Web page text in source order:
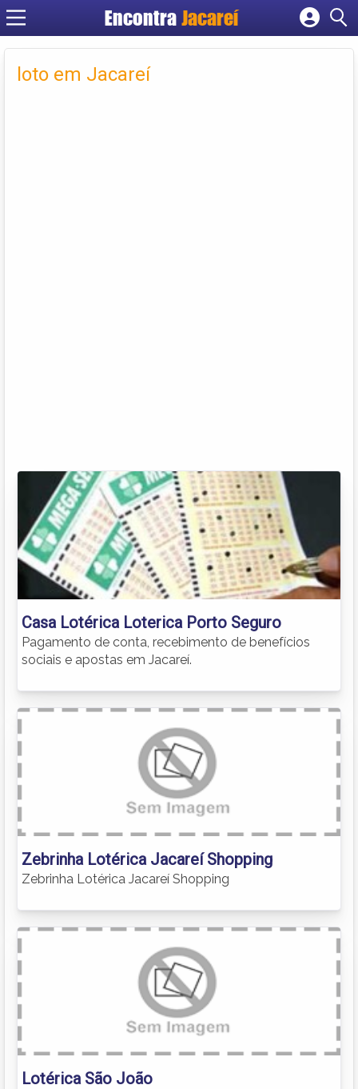
Encontra Jacareí
Cadastrar empresa
loto em Jacareí
Casa Lotérica Loterica Porto Seguro
Pagamento de conta, recebimento de benefícios
sociais e apostas em Jacareí.
Zebrinha Lotérica Jacareí Shopping
Zebrinha Lotérica Jacareí Shopping
Lotérica São João